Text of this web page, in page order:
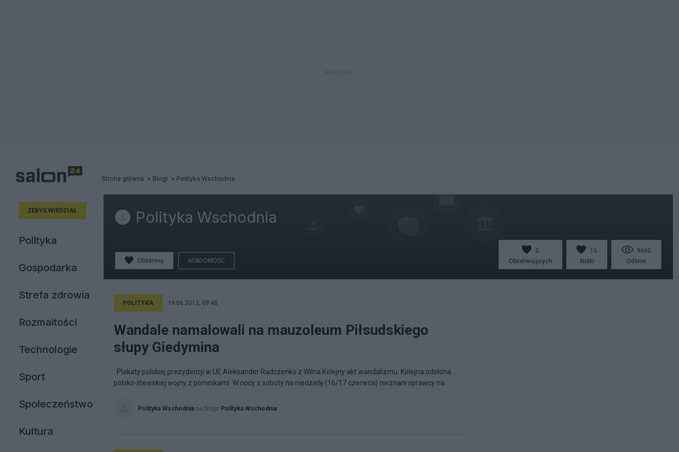
Strona główna Blogi Polityka Wschodnia
ŻEBYŚ WIEDZIAŁ
Polityka
Gospodarka
Strefa zdrowia
Rozmaitości
Technologie
Sport
Społeczeństwo
Kultura
Polityka Wschodnia
Obserwuj WIADOMOŚĆ
0
Obserwujących
15
Notki
9660
Odsłon
POLITYKA 19.06.2012, 09:40
Wandale namalowali na mauzoleum Piłsudskiego
słupy Giedymina
Plakaty polskiej prezydencji w UE Aleksander Radczenko z Wilna Kolejny akt wandalizmu. Kolejna odsłona
polsko-litewskiej wojny z pomnikami. W nocy z soboty na niedzielę (16/17 czerwca) nieznani sprawcy na...
Polityka Wschodnia na blogu Polityka Wschodnia